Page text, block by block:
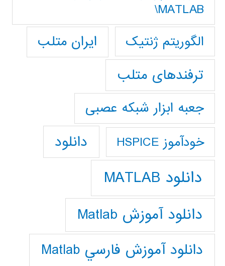
MATLAB\
الگوریتم ژنتیک
ایران متلب
ترفندهای متلب
جعبه ابزار شبکه عصبی
خودآموز HSPICE دانلود
دانلود MATLAB
دانلود آموزش Matlab
دانلود آموزش فارسي Matlab